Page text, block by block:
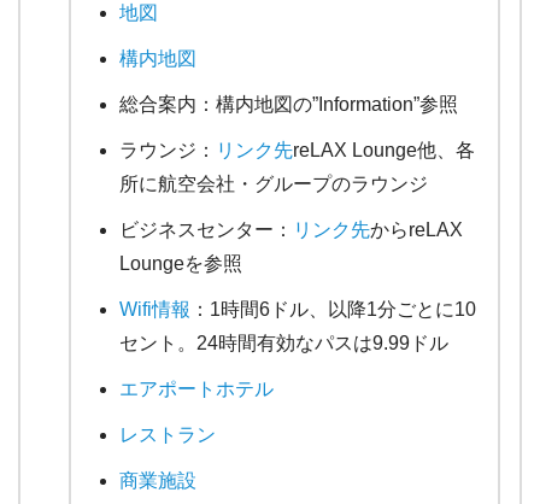
地図
構内地図
総合案内：構内地図の”Information”参照
ラウンジ： リンク先reLAX Lounge他、各
所に航空会社・グループのラウンジ
ビジネスセンター： リンク先からreLAX
Loungeを参照
Wifi情報 ：1時間6ドル、以降1分ごとに10
セント。24時間有効なパスは9.99ドル
エアポートホテル
レストラン
商業施設